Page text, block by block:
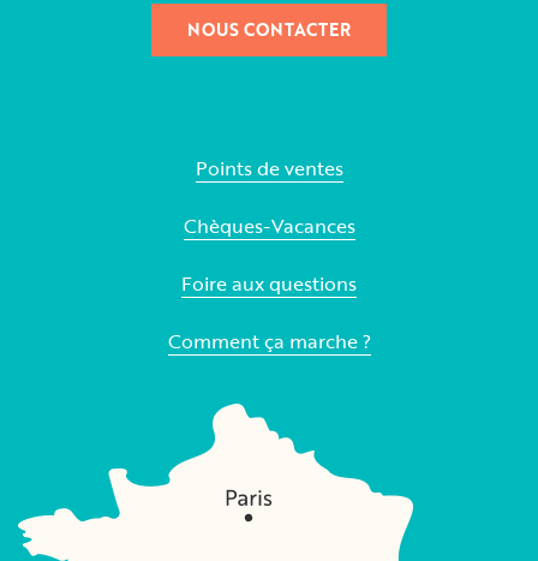
NOUS CONTACTER
Points de ventes
Chèques-Vacances
Foire aux questions
Comment ça marche ?